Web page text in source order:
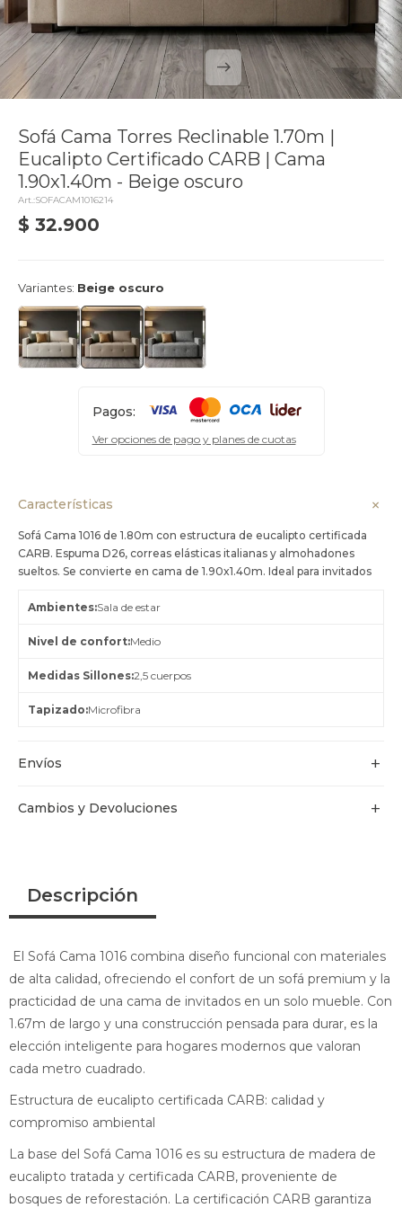
Sofá Cama Torres Reclinable 1.70m |
Eucalipto Certificado CARB | Cama
1.90x1.40m - Beige oscuro
SOFACAM1016214
$ 32.900
Variantes: Beige oscuro
Pagos:
Ver opciones de pago y planes de cuotas
Características
Sofá Cama 1016 de 1.80m con estructura de eucalipto certificada
CARB. Espuma D26, correas elásticas italianas y almohadones
sueltos. Se convierte en cama de 1.90x1.40m. Ideal para invitados
Ambientes Sala de estar
Nivel de confort Medio
Medidas Sillones 2,5 cuerpos
Tapizado Microfibra
Envíos
Cambios y Devoluciones
Descripción
El Sofá Cama 1016 combina diseño funcional con materiales
de alta calidad, ofreciendo el confort de un sofá premium y la
practicidad de una cama de invitados en un solo mueble. Con
1.67m de largo y una construcción pensada para durar, es la
elección inteligente para hogares modernos que valoran
cada metro cuadrado.
Estructura de eucalipto certificada CARB: calidad y
compromiso ambiental
La base del Sofá Cama 1016 es su estructura de madera de
eucalipto tratada y certificada CARB, proveniente de
bosques de reforestación. La certificación CARB garantiza